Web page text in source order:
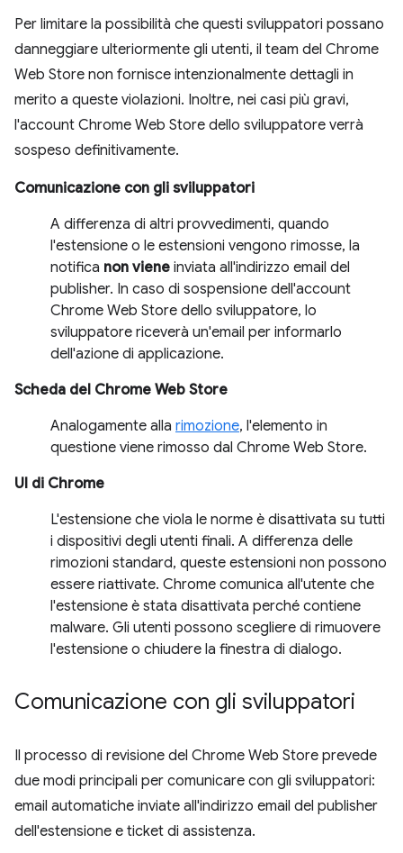
Per limitare la possibilità che questi sviluppatori possano
danneggiare ulteriormente gli utenti, il team del Chrome
Web Store non fornisce intenzionalmente dettagli in
merito a queste violazioni. Inoltre, nei casi più gravi,
l'account Chrome Web Store dello sviluppatore verrà
sospeso definitivamente.
Comunicazione con gli sviluppatori
A differenza di altri provvedimenti, quando
l'estensione o le estensioni vengono rimosse, la
notifica non viene inviata all'indirizzo email del
publisher. In caso di sospensione dell'account
Chrome Web Store dello sviluppatore, lo
sviluppatore riceverà un'email per informarlo
dell'azione di applicazione.
Scheda del Chrome Web Store
Analogamente alla rimozione, l'elemento in
questione viene rimosso dal Chrome Web Store.
UI di Chrome
L'estensione che viola le norme è disattivata su tutti
i dispositivi degli utenti finali. A differenza delle
rimozioni standard, queste estensioni non possono
essere riattivate. Chrome comunica all'utente che
l'estensione è stata disattivata perché contiene
malware. Gli utenti possono scegliere di rimuovere
l'estensione o chiudere la finestra di dialogo.
Comunicazione con gli sviluppatori
Il processo di revisione del Chrome Web Store prevede
due modi principali per comunicare con gli sviluppatori:
email automatiche inviate all'indirizzo email del publisher
dell'estensione e ticket di assistenza.